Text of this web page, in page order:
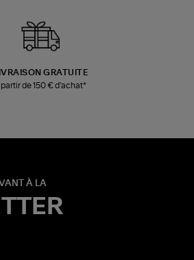
GRATUITE
partir de 150 € d'achat*
À LA